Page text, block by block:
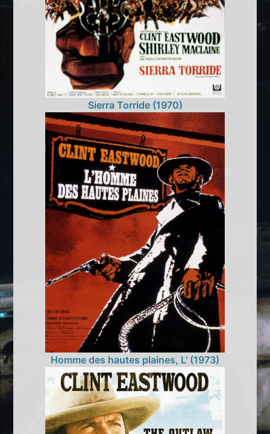
Sierra Torride (1970)
Homme des hautes plaines, L' (1973)